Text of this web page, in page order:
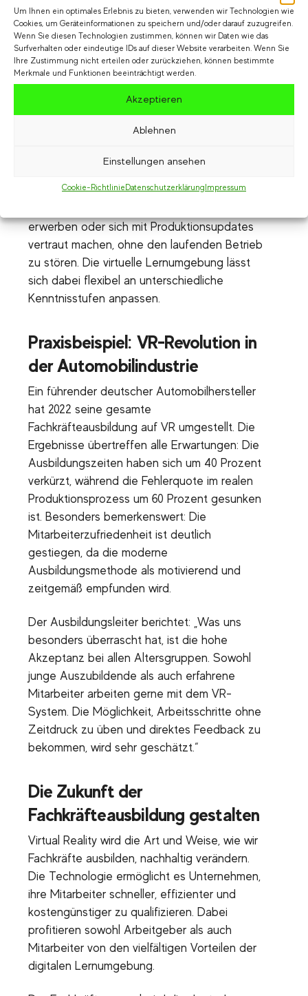
Um Ihnen ein optimales Erlebnis zu bieten, verwenden wir Technologien wie
Cookies, um Geräteinformationen zu speichern und/oder darauf zuzugreifen.
Wenn Sie diesen Technologien zustimmen, können wir Daten wie das
Surfverhalten oder eindeutige IDs auf dieser Website verarbeiten. Wenn Sie
Ihre Zustimmung nicht erteilen oder zurückziehen, können bestimmte
Merkmale und Funktionen beeinträchtigt werden.
Akzeptieren
Ablehnen
Einstellungen ansehen
Cookie-RichtlinieDatenschutzerklärungImpressum
Materialverbrauch und Ausschuss während
der Ausbildung reduzieren sich drastisch, und
die Reisekosten für externe Schulungen
entfallen weitgehend.
Nachhaltige Qualifizierung von
Ein oft übersehener Vorteil der VR-
kontinuierlichen Weiterbildung. Erfahrene
erwerben oder sich mit Produktionsupdates
vertraut machen, ohne den laufenden Betrieb
zu stören. Die virtuelle Lernumgebung lässt
sich dabei flexibel an unterschiedliche
Kenntnisstufen anpassen.
Praxisbeispiel: VR-Revolution in
der Automobilindustrie
Ein führender deutscher Automobilhersteller
hat 2022 seine gesamte
Fachkräfteausbildung auf VR umgestellt. Die
Ergebnisse übertreffen alle Erwartungen: Die
Ausbildungszeiten haben sich um 40 Prozent
verkürzt, während die Fehlerquote im realen
Produktionsprozess um 60 Prozent gesunken
ist. Besonders bemerkenswert: Die
Mitarbeiterzufriedenheit ist deutlich
gestiegen, da die moderne
Ausbildungsmethode als motivierend und
zeitgemäß empfunden wird.
Der Ausbildungsleiter berichtet: „Was uns
besonders überrascht hat, ist die hohe
Akzeptanz bei allen Altersgruppen. Sowohl
junge Auszubildende als auch erfahrene
Mitarbeiter arbeiten gerne mit dem VR-
System. Die Möglichkeit, Arbeitsschritte ohne
Zeitdruck zu üben und direktes Feedback zu
bekommen, wird sehr geschätzt.“
Die Zukunft der
Fachkräfteausbildung gestalten
Virtual Reality wird die Art und Weise, wie wir
Fachkräfte ausbilden, nachhaltig verändern.
Die Technologie ermöglicht es Unternehmen,
ihre Mitarbeiter schneller, effizienter und
kostengünstiger zu qualifizieren. Dabei
profitieren sowohl Arbeitgeber als auch
Mitarbeiter von den vielfältigen Vorteilen der
digitalen Lernumgebung.